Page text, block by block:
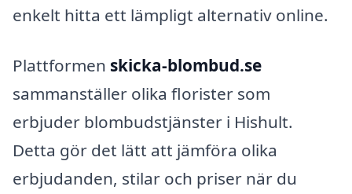
enkelt hitta ett lämpligt alternativ online.
Plattformen skicka-blombud.se
sammanställer olika florister som
erbjuder blombudstjänster i Hishult.
Detta gör det lätt att jämföra olika
erbjudanden, stilar och priser när du